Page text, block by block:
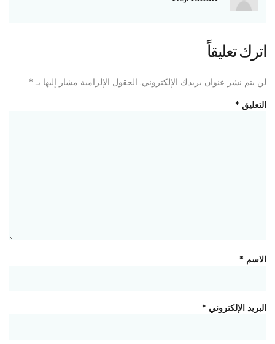
تعليقاً
يتم نشر عنوان بريدك الإلكتروني. الحقول الإلزامية مشار إليها بـ*
*
*
الإلكتروني*